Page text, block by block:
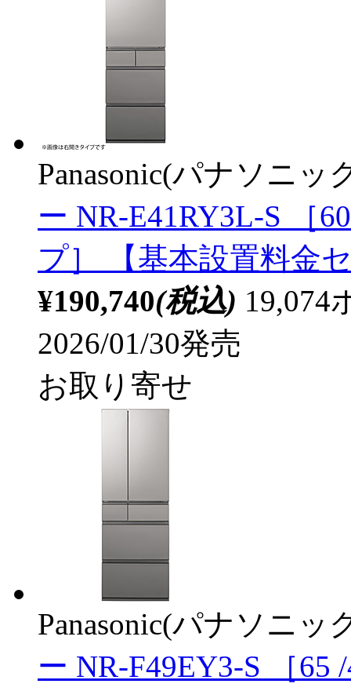
Panasonic(パナソニッ
ー NR-E41RY3L-S ［
プ］ 【基本設置料金
¥190,740(税込) 19,074
2026/01/30発売
お取り寄せ
Panasonic(パナソニッ
ー NR-F49EY3-S ［